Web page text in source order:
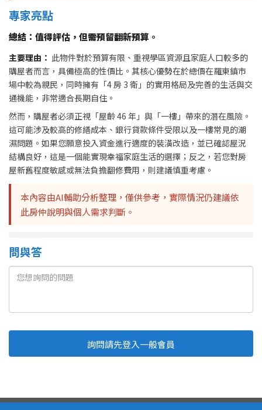
專家亮點
總結：值得評估，但需預留翻新預算。
主要理由： 此物件對於預算有限、重視學區資源且家庭人口較多的
購屋者而言，具備極高的性價比。其核心優勢在於總價在羅東鎮市
場中較為親民，同時擁有「4 房 3 衛」的實用格局及完善的生活與交
通機能，非常適合長期自住。
然而，購屋者必須正視「屋齡 46 年」與「一樓」帶來的潛在風險。
這可能涉及較高的修繕成本、銀行貸款條件受限以及一樓常見的潮
濕問題。如果您願意投入資金進行適度的裝潢改造，並已確認屋況
結構良好，這是一個能實現幸福家庭生活的選擇；反之，若您對房
屋新舊程度敏感或無法負擔翻修費用，則建議慎重考慮。
本內容由AI輔助分析整理，僅供參考，實際情況仍建議依
此房仲說明與個人需求判斷。
問與答
詢問請先登入一般會員